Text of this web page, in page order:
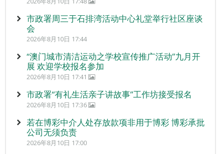
市政署周三于石排湾活动中心礼堂举行社区座谈
会
2026年8月10日 17:44
“澳门城市清洁运动之学校宣传推广活动”九月开
展 欢迎学校报名参加
2026年8月10日 17:41
市政署“有礼生活亲子讲故事”工作坊接受报名
2026年8月10日 17:36
若在博彩中介人处存放款项非用于博彩 博彩承批
公司无须负责
2026年8月10日 17:00